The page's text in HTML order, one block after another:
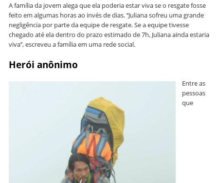
A família da jovem alega que ela poderia estar viva se o resgate fosse
feito em algumas horas ao invés de dias. ‘‘Juliana sofreu uma grande
negligência por parte da equipe de resgate. Se a equipe tivesse
chegado até ela dentro do prazo estimado de 7h, Juliana ainda estaria
viva’’, escreveu a família em uma rede social.
Herói anônimo
Entre as
pessoas
que